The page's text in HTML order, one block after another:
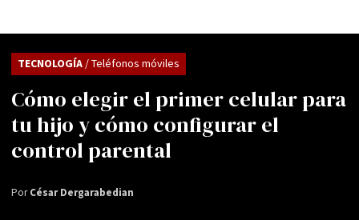
Cómo elegir el primer celular para
tu hijo y cómo configurar el
control parental
TECNOLOGÍA/ Teléfonos móviles
PorCésar Dergarabedian